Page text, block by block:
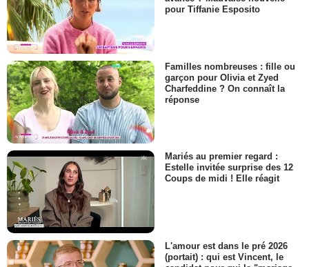
pour Tiffanie Esposito
Familles nombreuses : fille ou
garçon pour Olivia et Zyed
Charfeddine ? On connaît la
réponse
Mariés au premier regard :
Estelle invitée surprise des 12
Coups de midi ! Elle réagit
L'amour est dans le pré 2026
(portait) : qui est Vincent, le